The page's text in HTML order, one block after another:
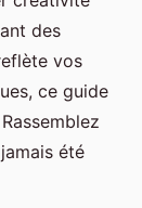
des
vos
ce guide
été